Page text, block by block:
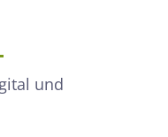
und